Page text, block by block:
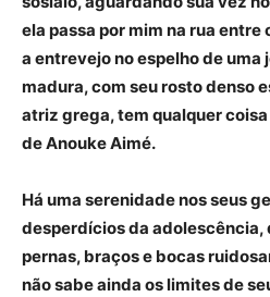
ela passa por mim na rua entre
a entrevejo no espelho de uma
madura, com seu rosto denso
atriz grega, tem qualquer
de Anouke Aimé.
Há uma serenidade nos seus
desperdícios da adolescência,
pernas, braços e bocas
não sabe ainda os limites de